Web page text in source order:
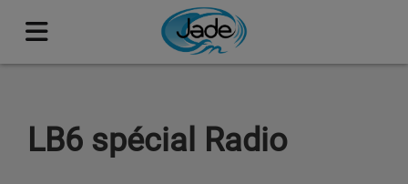
LB6 spécial Radio